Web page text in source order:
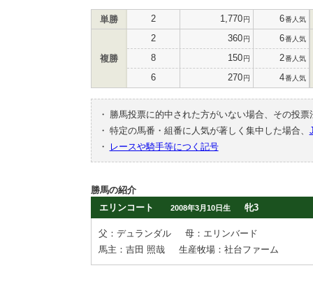
単勝 2 1,770円 6番人気
複勝
2 360円 6番人気
8 150円 2番人気
6 270円 4番人気
・
勝馬投票に的中された方がいない場合、その投
・ 特定の馬番・組番に人気が著しく集中した場合、
・
レースや騎手等につく記号
勝馬の紹介
エリンコート
2008年3月10日生 牝3
父：デュランダル
母：エリンバード
馬主：吉田 照哉
生産牧場：社台ファーム